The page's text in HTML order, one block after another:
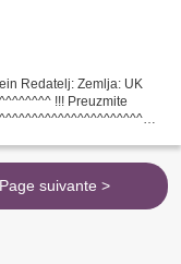
Redatelj: Zemlja: UK
!!! Preuzmite
Page suivante >